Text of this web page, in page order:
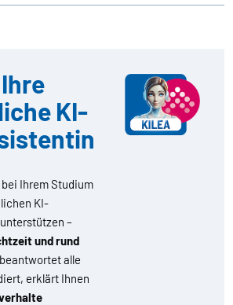
KI-
Ihrem Studium
KI-
–
und rund
alle
erklärt Ihnen